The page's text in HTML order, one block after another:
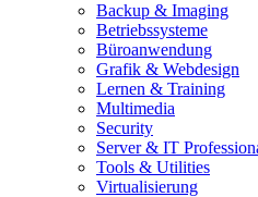
Backup & Imaging
Betriebssysteme
Büroanwendung
Grafik & Webdesign
Lernen & Training
Multimedia
Security
Server & IT
Tools & Utilities
Virtualisierung